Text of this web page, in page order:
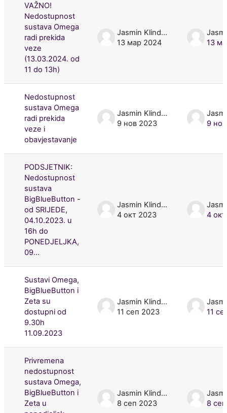
VAŽNO!
Nedostupnost
sustava Omega
radi prekida
veze
(13.03.2024. od
11 do 13h)
Jasmin Klindžić
13 мар 2024
13
Nedostupnost
sustava Omega
radi prekida
veze i
obavjestavanje
Jasmin Klindžić
9 нов 2023
9
PODSJETNIK:
Nedostupnost
sustava
BigBlueButton -
od SRIJEDE,
04.10.2023. u
16h do
PONEDJELJKA,
09...
Jasmin Klindžić
4 окт 2023
4
Sustavi Omega,
BigBlueButton i
Zeta su
dostupni od
9.30h
11.09.2023
Jasmin Klindžić
11 сеп 2023
11
Privremena
nedostupnost
sustava Omega,
BigBlueButton i
Zeta u
Jasmin Klindžić
8 сеп 2023
8